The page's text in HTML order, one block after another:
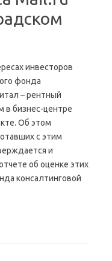
инвесторов
фонда
– рентный
в бизнес-центре
Об этом
с этим
и
об оценке этих
консалтинговой